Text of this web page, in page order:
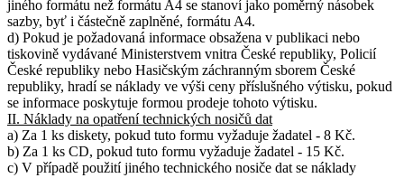
jiného formátu než formátu A4 se stanoví jako poměrný násobek
sazby, byť i částečně zaplněné, formátu A4.
d) Pokud je požadovaná informace obsažena v publikaci nebo
tiskovině vydávané Ministerstvem vnitra České republiky, Policií
České republiky nebo Hasičským záchranným sborem České
republiky, hradí se náklady ve výši ceny příslušného výtisku, pokud
se informace poskytuje formou prodeje tohoto výtisku.
II. Náklady na opatření technických nosičů dat
a) Za 1 ks diskety, pokud tuto formu vyžaduje žadatel - 8 Kč.
b) Za 1 ks CD, pokud tuto formu vyžaduje žadatel - 15 Kč.
c) V případě použití jiného technického nosiče dat se náklady